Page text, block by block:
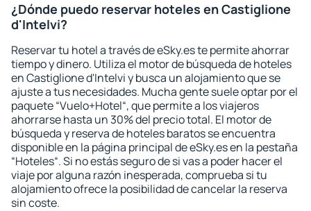
¿Dónde puedo reservar hoteles en Castiglione
d'Intelvi?
Reservar tu hotel a través de eSky.es te permite ahorrar
tiempo y dinero. Utiliza el motor de búsqueda de hoteles
en Castiglione d'Intelvi y busca un alojamiento que se
ajuste a tus necesidades. Mucha gente suele optar por el
paquete “Vuelo+Hotel“, que permite a los viajeros
ahorrarse hasta un 30% del precio total. El motor de
búsqueda y reserva de hoteles baratos se encuentra
disponible en la página principal de eSky.es en la pestaña
“Hoteles“. Si no estás seguro de si vas a poder hacer el
viaje por alguna razón inesperada, comprueba si tu
alojamiento ofrece la posibilidad de cancelar la reserva
sin coste.